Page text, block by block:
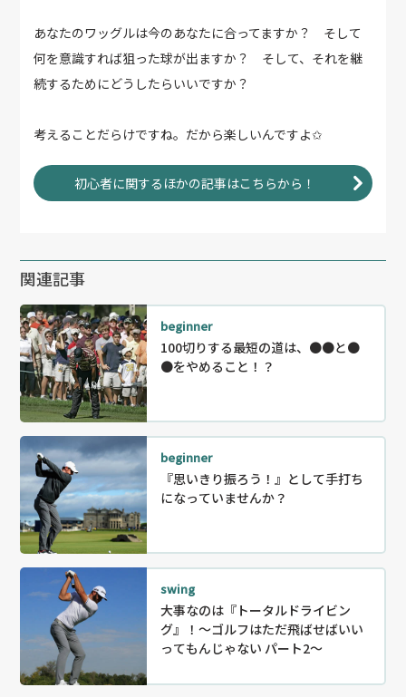
あなたのワッグルは今のあなたに合ってますか？ そして
何を意識すれば狙った球が出ますか？ そして、それを継
続するためにどうしたらいいですか？
考えることだらけですね。だから楽しいんですよ✩
初心者に関するほかの記事はこちらから！
関連記事
beginner
100切りする最短の道は、●●と●
●をやめること！？
beginner
『思いきり振ろう！』として手打ち
になっていませんか？
swing
大事なのは『トータルドライビン
グ』！～ゴルフはただ飛ばせばいい
ってもんじゃない パート2～